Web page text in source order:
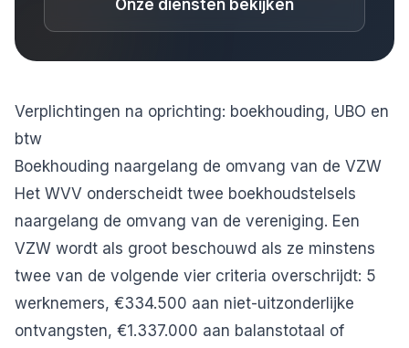
Onze diensten bekijken
Verplichtingen na oprichting: boekhouding, UBO en
btw
Boekhouding naargelang de omvang van de VZW
Het WVV onderscheidt twee boekhoudstelsels
naargelang de omvang van de vereniging. Een
VZW wordt als groot beschouwd als ze minstens
twee van de volgende vier criteria overschrijdt: 5
werknemers, €334.500 aan niet-uitzonderlijke
ontvangsten, €1.337.000 aan balanstotaal of